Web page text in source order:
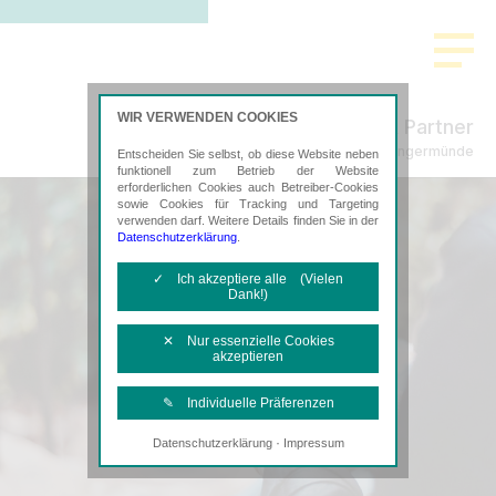
Freund & Partner
Steuerberatung in Angermünde
WIR VERWENDEN COOKIES
Entscheiden Sie selbst, ob diese Website neben
funktionell zum Betrieb der Website
erforderlichen Cookies auch Betreiber-Cookies
sowie Cookies für Tracking und Targeting
verwenden darf. Weitere Details finden Sie in der
Datenschutzerklärung
✓ Ich akzeptiere alle (Vielen
Dank!)
✕ Nur essenzielle Cookies
akzeptieren
✎ Individuelle Präferenzen
Notwendige Cookies
Diese Cookies sind erforderlich, um die
Datenschutzerklärung· Impressum